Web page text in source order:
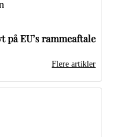
EU’s rammeaftale
Flere artikler